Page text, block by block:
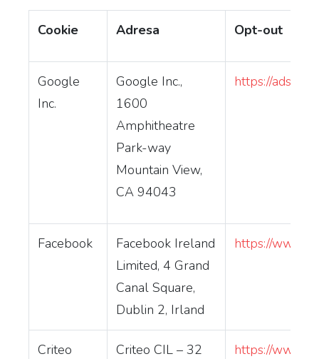
Cookie Adresa Opt-out
Google
Inc.
Google Inc.,
1600
Amphitheatre
Park-way
Mountain View,
CA 94043
https://
Facebook
Facebook Ireland
Limited, 4 Grand
Canal Square,
Dublin 2, Irland
https://
Criteo
Criteo CIL – 32
https://